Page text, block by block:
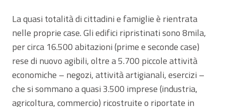
La quasi totalità di cittadini e famiglie è rientrata
nelle proprie case. Gli edifici ripristinati sono 8mila,
per circa 16.500 abitazioni (prime e seconde case)
rese di nuovo agibili, oltre a 5.700 piccole attività
economiche – negozi, attività artigianali, esercizi –
che si sommano a quasi 3.500 imprese (industria,
agricoltura, commercio) ricostruite o riportate in